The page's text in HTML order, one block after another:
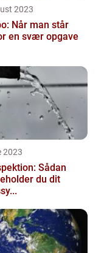
2023
Når man står
en svær opgave
2023
Sådan
du dit